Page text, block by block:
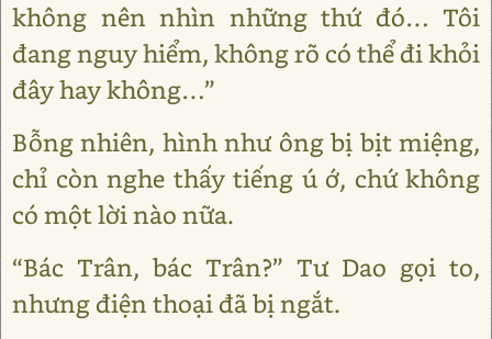
không nên nhìn những thứ đó… Tôi
đang nguy hiểm, không rõ có thể đi khỏi
đây hay không…”
Bỗng nhiên, hình như ông bị bịt miệng,
chỉ còn nghe thấy tiếng ú ớ, chứ không
có một lời nào nữa.
“Bác Trân, bác Trân?” Tư Dao gọi to,
nhưng điện thoại đã bị ngắt.